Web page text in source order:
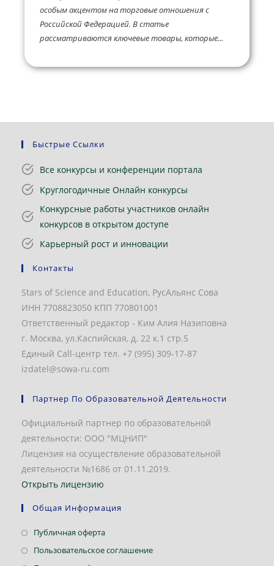
особым акцентом на торговые отношения с
Российской Федерацией. В статье
рассматриваются ключевые товары, которые...
Быстрые Ссылки
Все конкурсы и конференции портала
Круглогодичные Онлайн конкурсы
Конкурсные работы участников онлайн
конкурсов в открытом доступе
Карьерный рост и инновации
Контакты
Stars of Science and Education, РусАльянс Сова
ИНН 7708823050 КПП 770801001
Ответственный редактор - Ким Алия Назиповна
г. Москва, ул.Каспийская, д. 22 к.1 стр.5
Единый Call-центр тел. +7 (995) 309-17-87
izdatel@sowa-ru.com
Партнер По Образовательной Деятельности
Официальный партнер по образовательной
деятельности: ООО "МЦНИП"
Лицензия на осуществление образовательной
деятельности №1686 от 01.11.2019.
Открыть лицензию
Общая Информация
Публичная офертаОткроется
в
Пользовательское соглашениеОткроется